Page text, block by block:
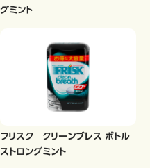
グミント
フリスク クリーンブレス ボトル
ストロングミント